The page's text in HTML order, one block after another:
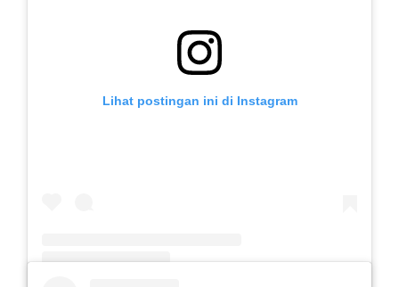
Lihat postingan ini di Instagram